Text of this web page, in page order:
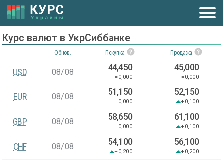
Курс валют в УкрСиббанке
Обнов. Покупка Продажа
USD 08/08 44,450
=0,000
45,000
=0,000
EUR 08/08 51,150
=0,000
52,150
+0,100
GBP 08/08 58,650
=0,000
61,100
+0,100
CHF 08/08 54,100
+0,200
56,100
+0,200